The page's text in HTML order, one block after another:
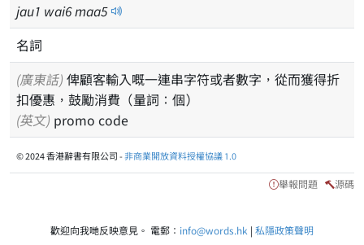
jau1 wai6maa5
名詞
(廣東話) 俾顧客輸入嘅一連串字符或者數字，從而獲得折
扣優惠，鼓勵消費（量詞：個）
(英文) promo code
© 2024 香港辭書有限公司 -非商業開放資料授權協議 1.0
舉報問題 源碼
歡迎向我哋反映意見。 電郵： info@words.hk | 私隱政策聲明